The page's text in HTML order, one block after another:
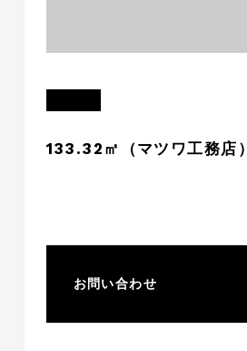
133.32㎡（マツワ工務店）
お問い合わせ